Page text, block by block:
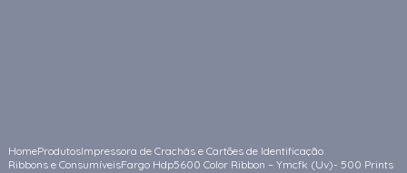
HomeProdutosImpressora de Crachás e Cartões de Identificação
Ribbons e ConsumíveisFargo Hdp5600 Color Ribbon – Ymcfk (Uv)- 500 Prints